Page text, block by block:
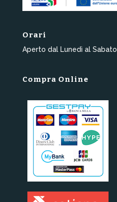
Orari
Aperto dal Lunedì al Sabato
Compra Online